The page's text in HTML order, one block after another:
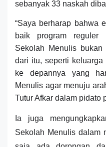
sebanyak 33 naskah
“Saya berharap bahwa
baik program reguler
Sekolah Menulis
dari itu, seperti
ke depannya yang
Menulis agar menuju
Tutur Afkar dalam pidato
Ia juga
Sekolah Menulis dalam